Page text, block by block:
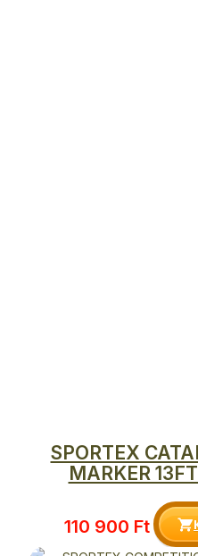
SPORTEX
MARKER
110 900 Ft